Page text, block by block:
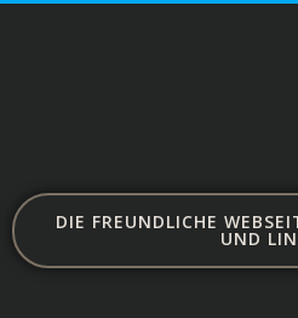
DIE FREUNDLICHE
UND